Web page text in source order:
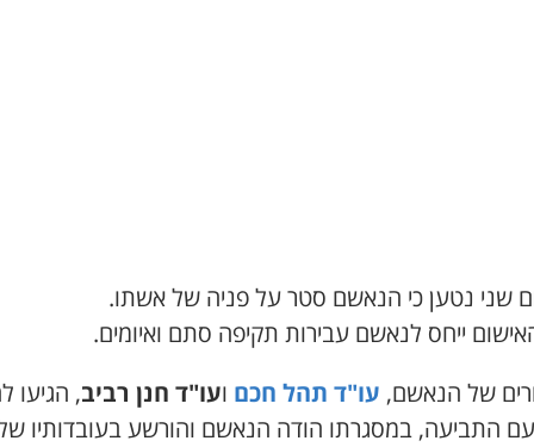
שני נטען כי הנאשם סטר על פניה של אשתו.
ייחס לנאשם עבירות תקיפה סתם ואיומים.
של הנאשם, עו"ד תהל חכם ועו"ד חנן רביב, הגיעו
עם התביעה, במסגרתו הודה הנאשם והורשע בעובדותיו